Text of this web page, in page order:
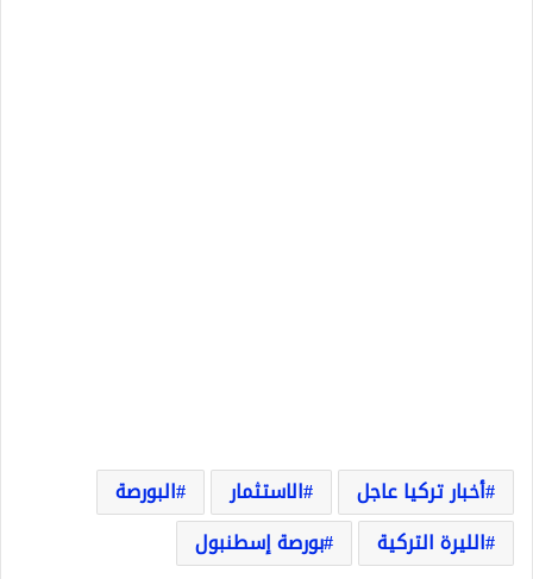
أخبار تركيا عاجل الاستثمار
البورصة
الليرة التركية
بورصة إسطنبول